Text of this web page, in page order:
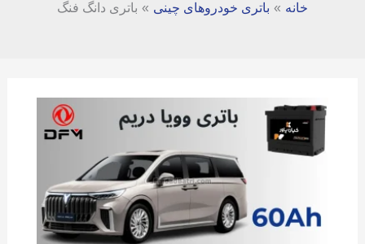
خانه باتری خودروهای چینی باتری دانگ فنگ